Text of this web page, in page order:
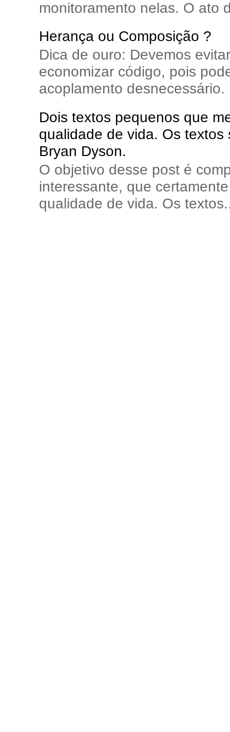
monitoramento nelas. O ato
Herança ou Composição ?
Dica de ouro: Devemos
economizar código, pois
acoplamento
Dois textos pequenos que
qualidade de vida. Os
Bryan Dyson.
O objetivo desse post é
interessante, que
qualidade de vida. Os